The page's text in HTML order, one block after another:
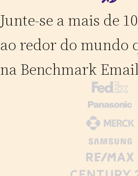
Junte-se a mais de
ao redor do mundo
na Benchmark